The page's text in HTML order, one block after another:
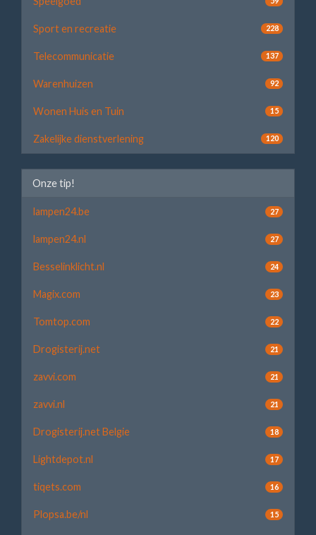
Sport en recreatie 228
Telecommunicatie 137
Warenhuizen 92
Wonen Huis en Tuin 15
Zakelijke dienstverlening 120
Onze tip!
lampen24.be 27
lampen24.nl 27
Besselinklicht.nl 24
Magix.com 23
Tomtop.com 22
Drogisterij.net 21
zavvi.com 21
zavvi.nl 21
Drogisterij.net Belgie 18
Lightdepot.nl 17
tiqets.com 16
Plopsa.be/nl 15